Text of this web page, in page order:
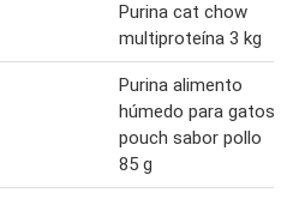
Purina cat chow
multiproteína 3 kg
Purina alimento
húmedo para gatos
pouch sabor pollo
85 g